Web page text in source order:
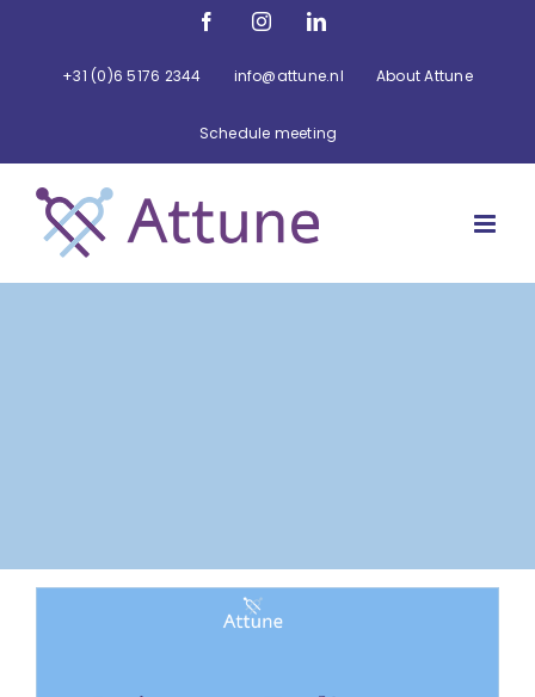
FacebookInstagramLinkedIn
+31 (0)6 5176 2344 info@attune.nl About Attune
Schedule meeting